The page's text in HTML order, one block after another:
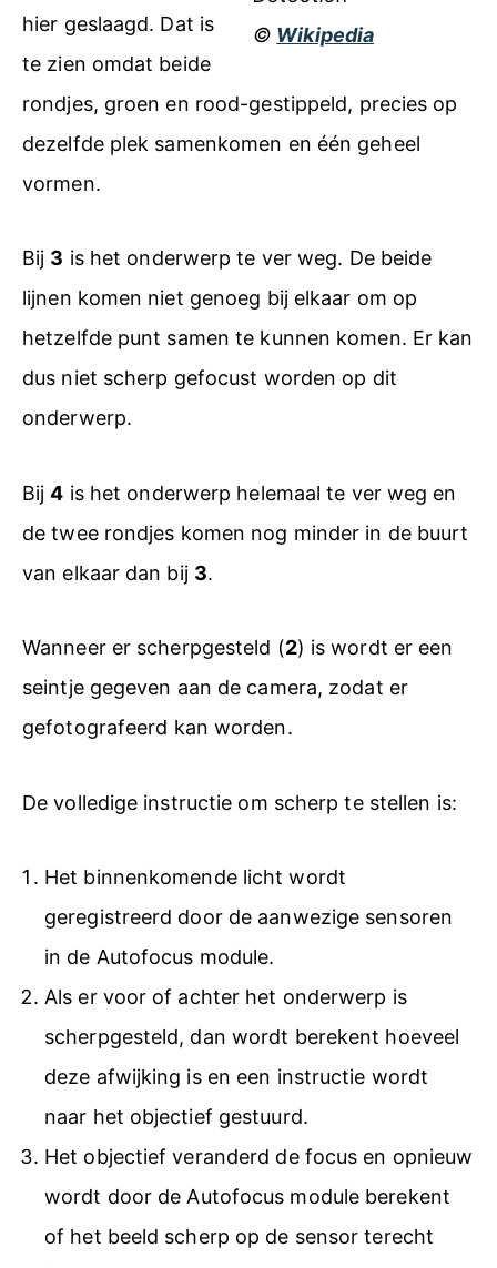
© Wikipedia
hier geslaagd. Dat is
te zien omdat beide
rondjes, groen en rood-gestippeld, precies op
dezelfde plek samenkomen en één geheel
vormen.
Bij 3 is het onderwerp te ver weg. De beide
lijnen komen niet genoeg bij elkaar om op
hetzelfde punt samen te kunnen komen. Er kan
dus niet scherp gefocust worden op dit
onderwerp.
Bij4 is het onderwerp helemaal te ver weg en
de twee rondjes komen nog minder in de buurt
van elkaar dan bij 3.
Wanneer er scherpgesteld (2) is wordt er een
seintje gegeven aan de camera, zodat er
gefotografeerd kan worden.
De volledige instructie om scherp te stellen is:
Het binnenkomende licht wordt
geregistreerd door de aanwezige sensoren
in de Autofocus module.
Als er voor of achter het onderwerp is
scherpgesteld, dan wordt berekent hoeveel
deze afwijking is en een instructie wordt
naar het objectief gestuurd.
Het objectief veranderd de focus en opnieuw
wordt door de Autofocus module berekent
of het beeld scherp op de sensor terecht